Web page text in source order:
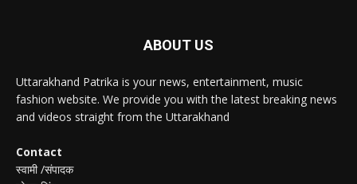
ABOUT US
Uttarakhand Patrika is your news, entertainment, music
fashion website. We provide you with the latest breaking news
and videos straight from the Uttarakhand
Contact
स्वामी /संपादक